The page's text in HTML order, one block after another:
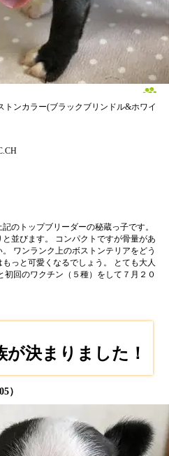
ンカラー(ブラックブリンドル&ホワイ
のトップブリーダーの秘蔵っ子です。
並びます。 コンパクトですが骨量があ
ワンランク上のボストンテリアをどう
っと可愛くなるでしょう。 とても大人
初回のワクチン（５種）をして７月２０
が決まりました！
）